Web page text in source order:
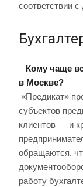
соответствии
Кому чаще
в Москве?
«Предикат»
субъектов
клиентов — и
обращаются,
работу